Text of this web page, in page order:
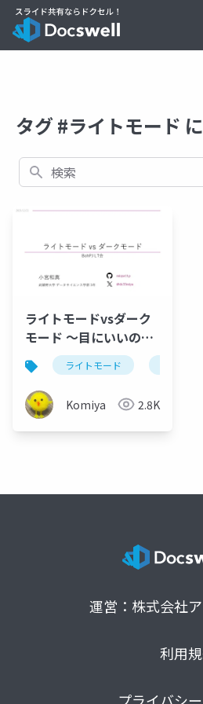
タグ #ライトモード
検索
ライトモードvsダーク
モード ～目にいいのは
どっち？～ライトモード
Komiya 2.8K
運営：株式会社
利用
プライバシ